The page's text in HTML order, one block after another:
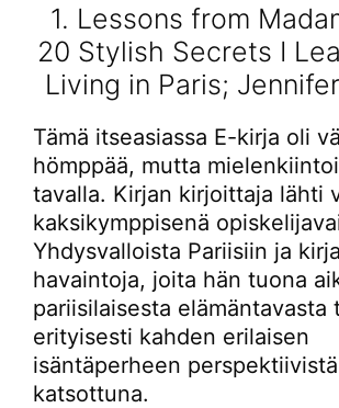
1. Lessons from
20 Stylish Secrets I
Living in Paris;
Tämä itseasiassa E-kirja oli
hömppää, mutta
tavalla. Kirjan kirjoittaja lähti
kaksikymppisenä
Yhdysvalloista Pariisiin ja
havaintoja, joita hän tuona
pariisilaisesta elämäntavasta
erityisesti kahden erilaisen
isäntäperheen perspektiivistä
katsottuna.